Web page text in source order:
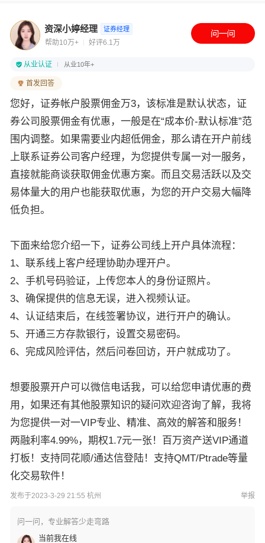
资深小婷经理 证券经理
帮助10万+ 好评6.1万
从业认证 从业10年+
首发回答
您好，证券帐户股票佣金万3，该标准是默认状态，证
券公司股票佣金有优惠，一般是在“成本价-默认标准”范
围内调整。如果需要业内超低佣金，那么请在开户前线
上联系证券公司客户经理，为您提供专属一对一服务，
直接就能商谈获取佣金优惠方案。而且交易活跃以及交
易体量大的用户也能获取优惠，为您的开户交易大幅降
低负担。
下面来给您介绍一下，证券公司线上开户具体流程：
1、联系线上客户经理协助办理开户。
2、手机号码验证，上传您本人的身份证照片。
3、确保提供的信息无误，进入视频认证。
4、认证结束后，在线签署协议，进行开户的确认。
5、开通三方存款银行，设置交易密码。
6、完成风险评估，然后问卷回访，开户就成功了。
想要股票开户可以微信电话我，可以给您申请优惠的费
用，如果还有其他股票知识的疑问欢迎咨询了解，我将
为您提供一对一VIP专业、精准、高效的解答和服务！
两融利率4.99%，期权1.7元一张！百万资产送VIP通道
打板！支持同花顺/通达信登陆！支持QMT/Ptrade等量
化交易软件！
发布于2023-3-29 21:55 杭州 举报
问一问，专业解答少走弯路
当前我在线